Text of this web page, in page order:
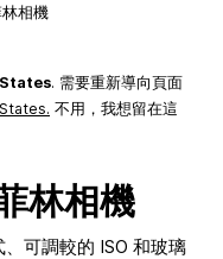
相機
. 需要重新導向頁面
. 不用，我想留在這
林相機
可調較的 ISO 和玻璃